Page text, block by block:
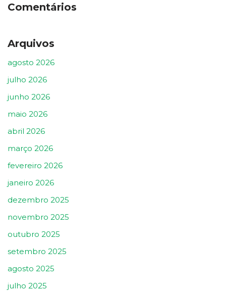
Comentários
Arquivos
agosto 2026
julho 2026
junho 2026
maio 2026
abril 2026
março 2026
fevereiro 2026
janeiro 2026
dezembro 2025
novembro 2025
outubro 2025
setembro 2025
agosto 2025
julho 2025